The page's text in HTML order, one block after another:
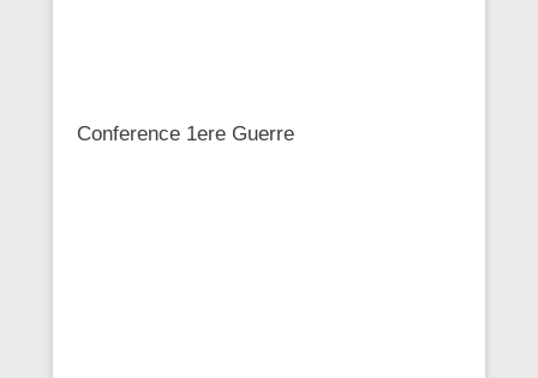
Conference 1ere Guerre